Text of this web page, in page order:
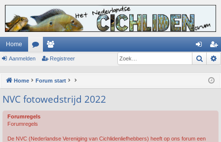
Home
or
m
s
ed an
el
eg
re
Aanmelden Registreer Zoek
Home Forum start
NVC fotowedstrijd 2022
Forumregels
Forumregels
De NVC (Nederlandse Vereniging van Cichlidenliefhebbers) heeft op ons forum een